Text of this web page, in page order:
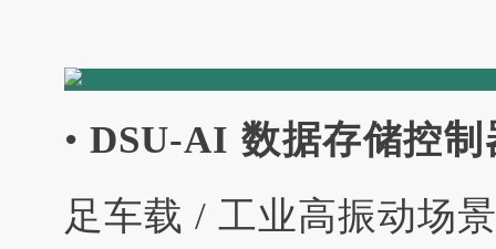
• DSU-AI 数据存储控制
足车载 / 工业高振动场